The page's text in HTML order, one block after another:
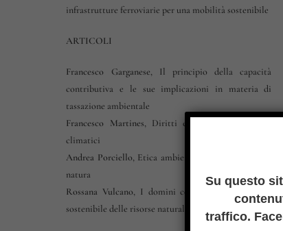
infrastrutture ferroviarie per una mobilità sostenibile
ARTICOLI
Francesco Garganese, Il principio della capacità
contributiva e le sue implicazioni in materia di
tassazione ambientale
Francesco Martines, Diritti e tutela dei migranti
climatici
Andrea Porciello, Etica ambientale e ontologia della
natura
Rossana Vulcano, I domini collettivi e la gestione
sostenibile delle risorse naturali
Su questo
traffico.